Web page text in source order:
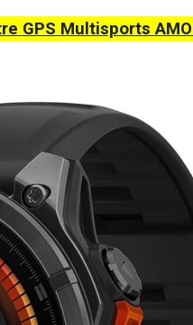
GPS Multisports